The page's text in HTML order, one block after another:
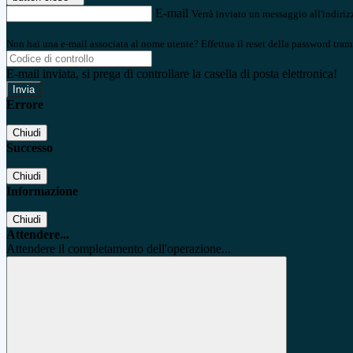
E-mail Verrà inviato un messaggio
Non hai una e-mail associata al nome utente? Effettua il reset della password
E-mail inviata, si prega di controllare la casella di posta elettronica!
Errore
Chiudi
Successo
Chiudi
Informazione
Chiudi
Attendere...
Attendere il completamento dell'operazione...